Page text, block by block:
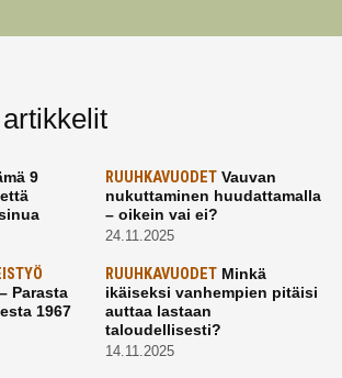
9
RUUHKAVUODETVauvan
nukuttaminen huudattamalla
– oikein vai ei?
24.11.2025
Parasta
1967
RUUHKAVUODETMinkä
ikäiseksi vanhempien pitäisi
auttaa lastaan
taloudellisesti?
14.11.2025